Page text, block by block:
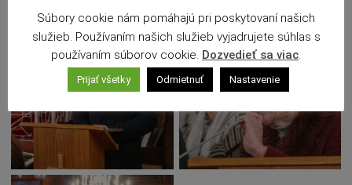
Súbory cookie nám pomáhajú pri poskytovaní našich
služieb. Používaním našich služieb vyjadrujete súhlas s
používaním súborov cookie. Dozvedieť sa viac
Prijať všetky Odmietnuť Nastavenie